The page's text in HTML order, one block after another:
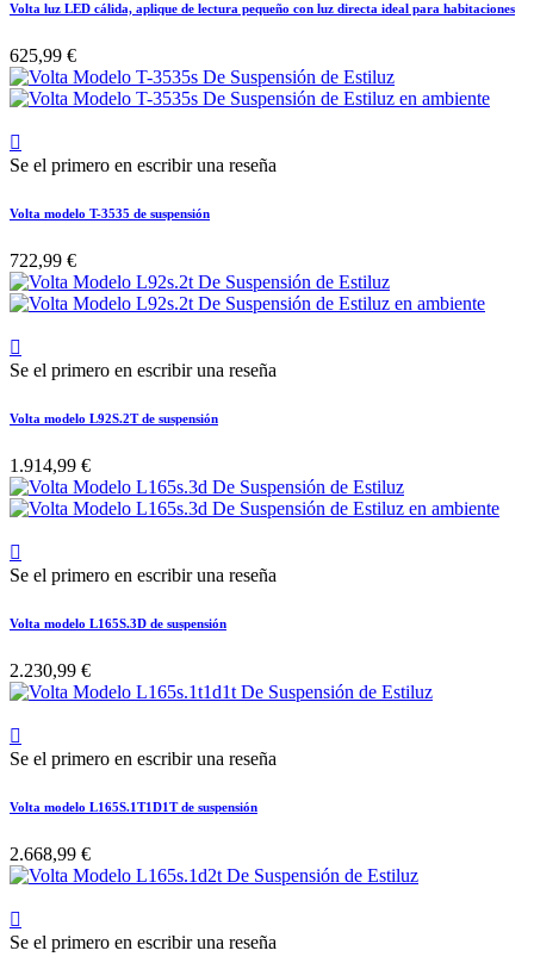
Volta luz LED cálida, aplique de lectura pequeño con luz directa ideal para habitaciones
625,99 €

Se el primero en escribir una reseña
Volta modelo T-3535 de suspensión
722,99 €

Se el primero en escribir una reseña
Volta modelo L92S.2T de suspensión
1.914,99 €

Se el primero en escribir una reseña
Volta modelo L165S.3D de suspensión
2.230,99 €

Se el primero en escribir una reseña
Volta modelo L165S.1T1D1T de suspensión
2.668,99 €

Se el primero en escribir una reseña